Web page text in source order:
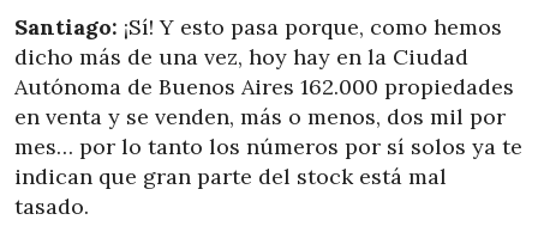
Santiago: ¡Sí! Y esto pasa porque, como hemos
dicho más de una vez, hoy hay en la Ciudad
Autónoma de Buenos Aires 162.000 propiedades
en venta y se venden, más o menos, dos mil por
mes… por lo tanto los números por sí solos ya te
indican que gran parte del stock está mal
tasado.